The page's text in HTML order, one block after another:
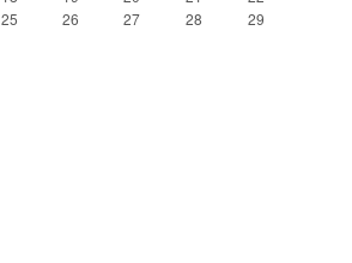
25 26 27 28
29